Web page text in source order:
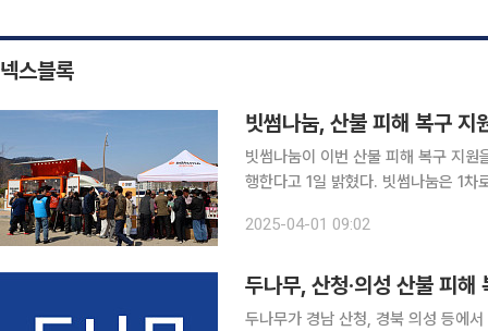
넥스블록
빗썸나눔, 산불 피해 복구
빗썸나눔이 이번 산불 피해 복구 지
행한다고 1일 밝혔다. 빗썸나눔은 1차로 3월 29일 영덕국민체육센터를 찾아 라면, 과자, 음료, 수
이재민 지원, 구호물품 정리 및 분배,
2025-04-01 09:02
두나무, 산청·의성 산불 피
두나무가 경남 산청, 경북 의성 등에